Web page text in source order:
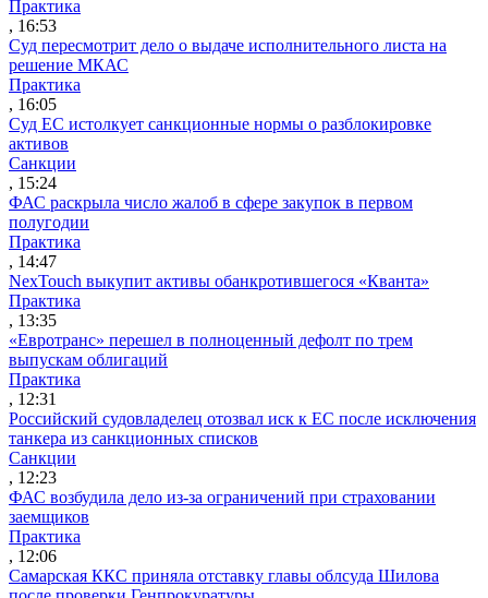
Практика
, 16:53
Суд пересмотрит дело о выдаче исполнительного листа на
решение МКАС
Практика
, 16:05
Суд ЕС истолкует санкционные нормы о разблокировке
активов
Санкции
, 15:24
ФАС раскрыла число жалоб в сфере закупок в первом
полугодии
Практика
, 14:47
NexTouch выкупит активы обанкротившегося «Кванта»
Практика
, 13:35
«Евротранс» перешел в полноценный дефолт по трем
выпускам облигаций
Практика
, 12:31
Российский судовладелец отозвал иск к ЕС после исключения
танкера из санкционных списков
Санкции
, 12:23
ФАС возбудила дело из-за ограничений при страховании
заемщиков
Практика
, 12:06
Самарская ККС приняла отставку главы облсуда Шилова